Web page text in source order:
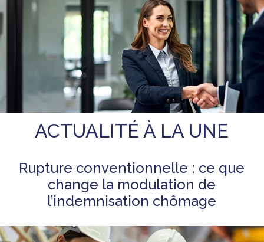
ACTUALITÉ À LA UNE
Rupture conventionnelle : ce que
change la modulation de
l’indemnisation chômage